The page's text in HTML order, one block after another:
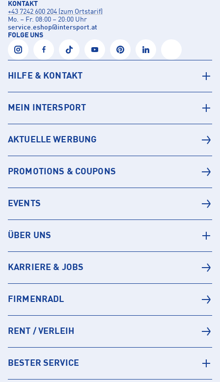
KONTAKT
+43 7242 600 204 (zum Ortstarif)
Mo. – Fr. 08:00 – 20:00 Uhr
service.eshop@intersport.at
FOLGE UNS
HILFE & KONTAKT
MEIN INTERSPORT
AKTUELLE WERBUNG
PROMOTIONS & COUPONS
EVENTS
ÜBER UNS
KARRIERE & JOBS
FIRMENRADL
RENT / VERLEIH
BESTER SERVICE